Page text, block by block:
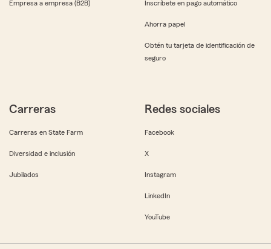
Empresa a empresa (B2B) Inscríbete en pago automático
Ahorra papel
Obtén tu tarjeta de identificación de
seguro
Carreras
Carreras en State Farm
Diversidad e inclusión
Jubilados
Redes sociales
Facebook
X
Instagram
LinkedIn
YouTube